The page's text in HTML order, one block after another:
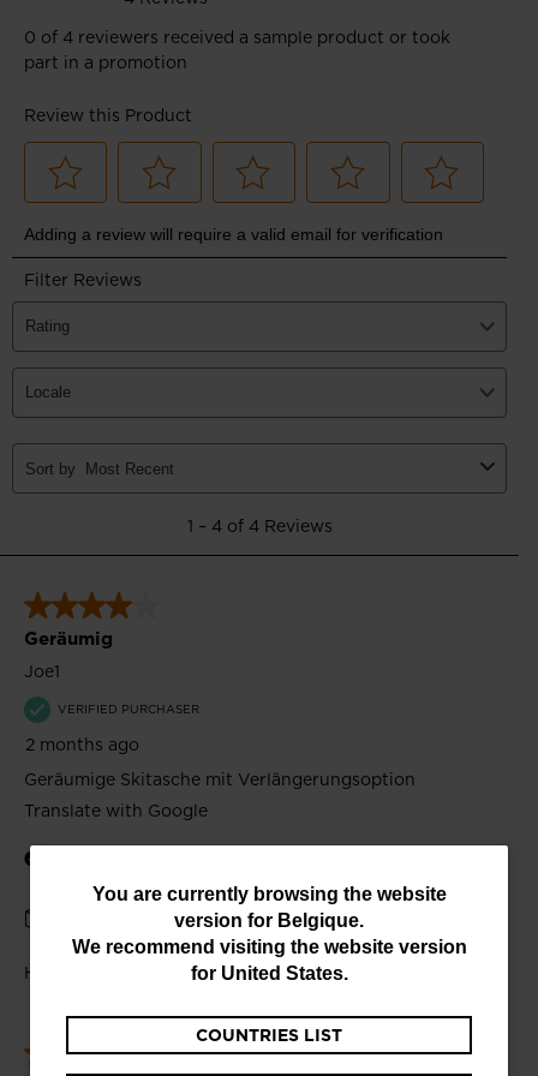
You
are
You are currently browsing the website
version for Belgique.
We recommend visiting the website version
for United States.
COUNTRIES LIST